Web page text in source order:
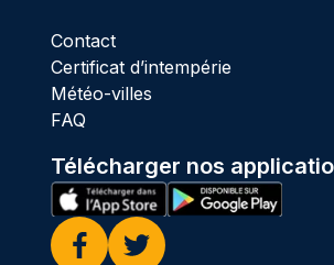
Contact
Certificat d’intempérie
Météo-villes
FAQ
Télécharger nos